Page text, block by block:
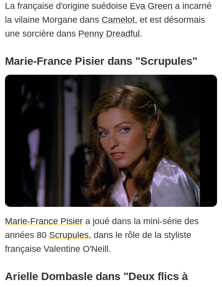
La française d'origine suédoise Eva Green a incarné
la vilaine Morgane dans Camelot, et est désormais
une sorcière dans Penny Dreadful.
Marie-France Pisier dans "Scrupules"
Marie-France Pisier a joué dans la mini-série des
années 80 Scrupules, dans le rôle de la styliste
française Valentine O'Neill.
Arielle Dombasle dans "Deux flics à